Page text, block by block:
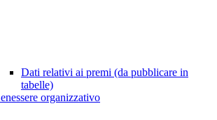
Dati relativi ai premi (da pubblicare in
tabelle)
organizzativo